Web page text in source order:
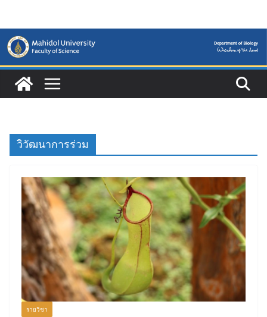
content
วิวัฒนาการร่วม
รายวิชา